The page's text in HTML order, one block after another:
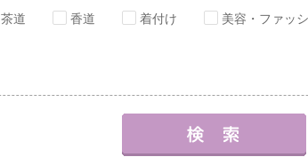
茶道 香道 着付け 美容・ファッ